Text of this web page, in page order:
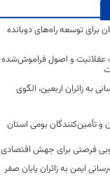
تومان برای توسعه راه‌های دوبانده
عقلانیت و اصول فراموش‌شده
به زائران اربعین، الگوی
و تأمین‌کنندگان بومی استان
فرصتی برای جهش اقتصادی
ایمن به زائران پایان صفر